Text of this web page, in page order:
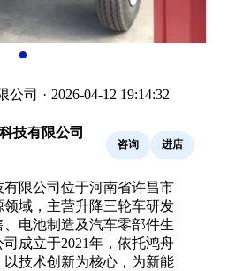
公司 · 2026-04-12 19:14:32
技有限公司
咨询 进店
限公司位于河南省许昌市
域，主营升降三轮车研发
电池制造及汽车零部件生
成立于2021年，依托鸿舟
技术创新为核心，为新能